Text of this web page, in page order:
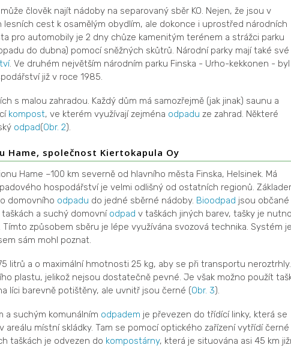
člověk najít nádoby na separovaný sběr KO. Nejen, že jsou v
lesních cest k osamělým obydlím, ale dokonce i uprostřed národních
pro automobily je 2 dny chůze kamenitým terénem a strážci parku
do dubna) pomocí sněžných skůtrů. Národní parky mají také své
. Ve druhém největším národním parku Finska - Urho-kekkonen - byl
již v roce 1985.
s malou zahradou. Každý dům má samozřejmě (jak jinak) saunu a
kompost, ve kterém využívají zejména odpadu ze zahrad. Některé
odpad(Obr. 2).
Hame, společnost Kiertokapula Oy
Hame –100 km severně od hlavního města Finska, Helsinek. Má
hospodářství je velmi odlišný od ostatních regionů.
domovního odpadu do jedné sběrné nádoby. Bioodpad jsou občané
a suchý domovní odpad v taškách jiných barev, tašky je nutno
způsobem sběru je lépe využívána svozová technika. Systém je
sám mohl poznat.
litrů a o maximální hmotnosti 25 kg, aby se při transportu neroztrhly.
plastu, jelikož nejsou dostatečně pevné. Je však možno použít
líci barevně potištěny, ale uvnitř jsou černé (Obr. 3).
a suchým komunálním odpadem je převezen do třídící linky, která se
areálu místní skládky. Tam se pomocí optického zařízení vytřídí černé
taškách je odvezen do kompostárny, která je situována asi 45 km